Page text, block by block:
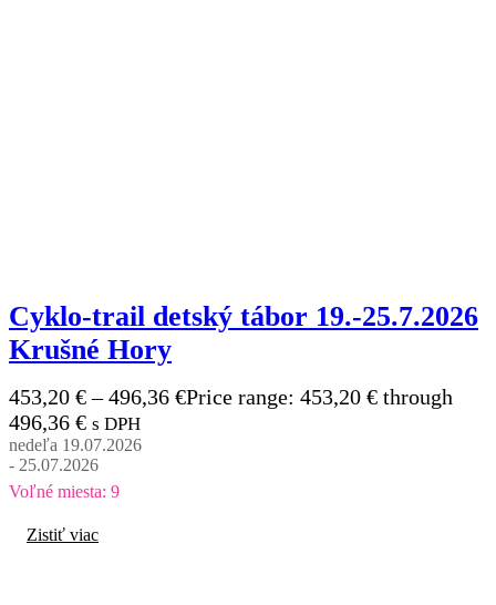
Cyklo-trail detský tábor 19.-25.7.2026
Krušné Hory
453,20 € – 496,36 €Price range: 453,20 € through
496,36 € s DPH
nedeľa 19.07.2026
- 25.07.2026
Voľné miesta: 9
Zistiť viac